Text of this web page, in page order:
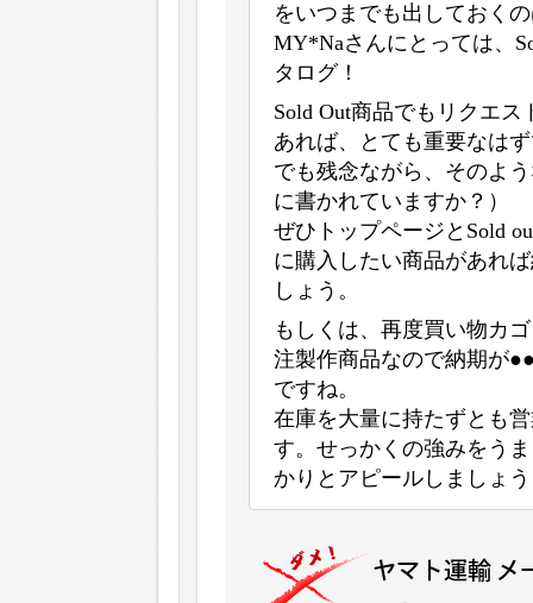
をいつまでも出しておく
MY*Naさんにとっては、
タログ！
Sold Out商品でもリクエ
あれば、とても重要なは
でも残念ながら、そのよ
に書かれていますか？）
ぜひトップページとSold
に購入したい商品があれ
しょう。
もしくは、再度買い物カ
注製作商品なので納期が
ですね。
在庫を大量に持たずとも
す。せっかくの強みをう
かりとアピールしましょ